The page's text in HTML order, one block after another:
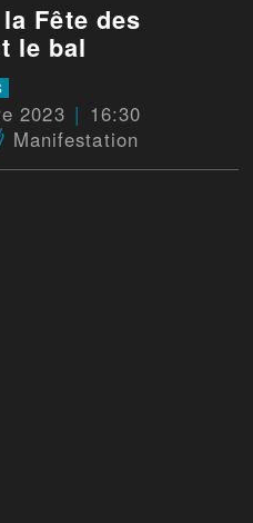
Fête des
le bal
2023
16:30
Manifestation